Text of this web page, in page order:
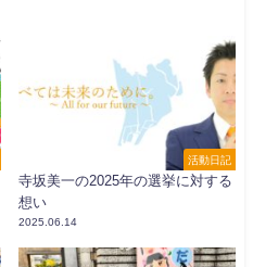
活動日記
寺坂美一の2025年の選挙に対する
想い
2025.06.14